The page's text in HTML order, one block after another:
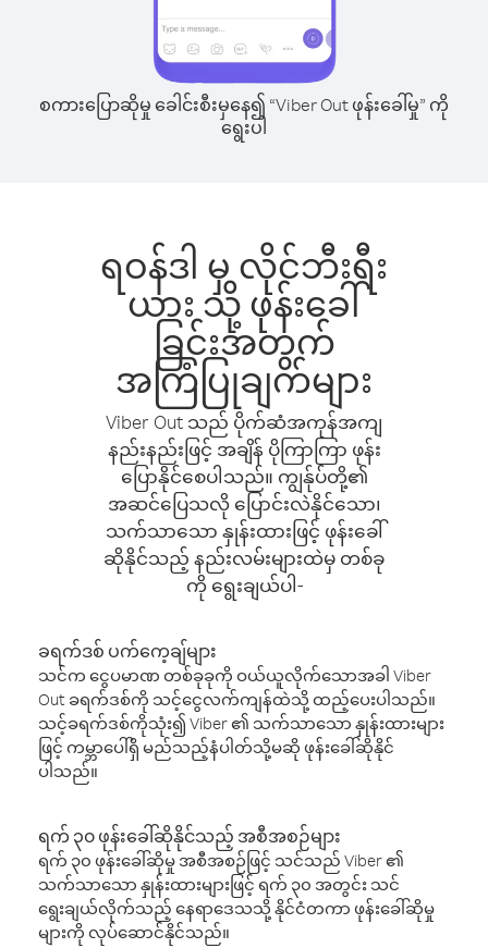
စကားပြောဆိုမှု ခေါင်းစီးမှနေ၍ “Viber Out ဖုန်းခေါ်မှု” ကို
ရွေးပါ
ရဝန်ဒါ မှ လိုင်ဘီးရီး
ယား သို့ ဖုန်းခေါ်
ခြင်းအတွက်
အကြံပြုချက်များ
Viber Out သည် ပိုက်ဆံအကုန်အကျ
နည်းနည်းဖြင့် အချိန် ပိုကြာကြာ ဖုန်း
ပြောနိုင်စေပါသည်။ ကျွန်ုပ်တို့၏
အဆင်ပြေသလို ပြောင်းလဲနိုင်သော၊
သက်သာသော နှုန်းထားဖြင့် ဖုန်းခေါ်
ဆိုနိုင်သည့် နည်းလမ်းများထဲမှ တစ်ခု
ကို ရွေးချယ်ပါ-
ခရက်ဒစ် ပက်ကေ့ချ်များ
သင်က ငွေပမာဏ တစ်ခုခုကို ဝယ်ယူလိုက်သောအခါ Viber
Out ခရက်ဒစ်ကို သင့်ငွေလက်ကျန်ထဲသို့ ထည့်ပေးပါသည်။
သင့်ခရက်ဒစ်ကိုသုံး၍ Viber ၏ သက်သာသော နှုန်းထားများ
ဖြင့် ကမ္ဘာပေါ်ရှိ မည်သည့်နံပါတ်သို့မဆို ဖုန်းခေါ်ဆိုနိုင်
ပါသည်။
ရက် ၃၀ ဖုန်းခေါ်ဆိုနိုင်သည့် အစီအစဉ်များ
ရက် ၃၀ ဖုန်းခေါ်ဆိုမှု အစီအစဉ်ဖြင့် သင်သည် Viber ၏
သက်သာသော နှုန်းထားများဖြင့် ရက် ၃၀ အတွင်း သင်
ရွေးချယ်လိုက်သည့် နေရာဒေသသို့ နိုင်ငံတကာ ဖုန်းခေါ်ဆိုမှု
များကို လုပ်ဆောင်နိုင်သည်။